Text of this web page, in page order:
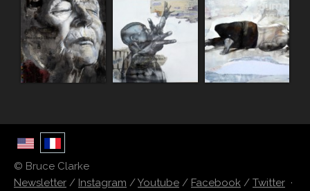
© Bruce Clarke
Newsletter / Instagram /Youtube / Facebook / Twitter ·